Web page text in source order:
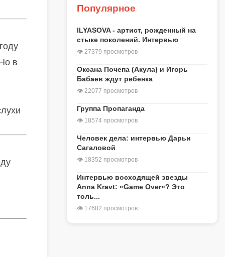
в
Популярное
ILYASOVA - артист, рожденный на
стыке поколений. Интервью
👁 27379 просмотров
Оксана Почепа (Акула) и Игорь
Бабаев ждут ребенка
👁 22077 просмотров
Группа Пропаганда
👁 18574 просмотров
Человек дела: интервью Дарьи
Сагаловой
👁 18352 просмотров
Интервью восходящей звезды
Anna Kravt: «Game Over»? Это
толь...
👁 17682 просмотров